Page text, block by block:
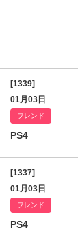
[1339]
01月03日
フレンド
PS4
[1337]
01月03日
フレンド
PS4